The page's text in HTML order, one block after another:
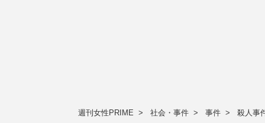
週刊女性PRIME 社会・事件 事件 殺人事